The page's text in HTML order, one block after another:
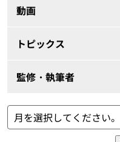
動画
トピックス
監修・執筆者